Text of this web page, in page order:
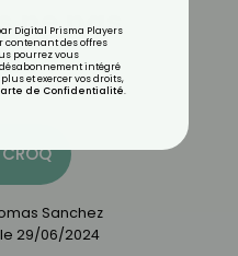
ne pas
?
Sanchez
29/06/2024
Digital Prisma Players
contenant des offres
pourrez vous
intégré
et exercer vos droits,
de Confidentialité.